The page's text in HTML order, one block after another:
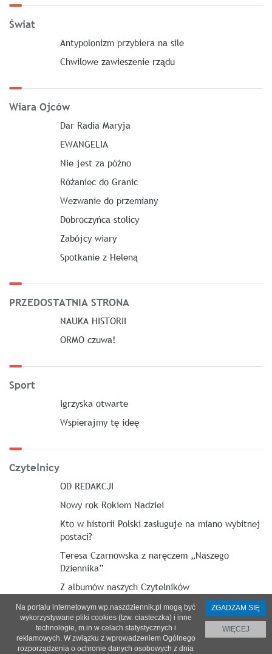
Świat
Antypolonizm przybiera na sile
Chwilowe zawieszenie rządu
Wiara Ojców
Dar Radia Maryja
EWANGELIA
Nie jest za późno
Różaniec do Granic
Wezwanie do przemiany
Dobroczyńca stolicy
Zabójcy wiary
Spotkanie z Heleną
PRZEDOSTATNIA STRONA
NAUKA HISTORII
ORMO czuwa!
Sport
Igrzyska otwarte
Wspierajmy tę ideę
Czytelnicy
OD REDAKCJI
Nowy rok Rokiem Nadziei
Kto w historii Polski zasługuje na miano wybitnej
postaci?
Teresa Czarnowska z naręczem „Naszego
Dziennika”
Z albumów naszych Czytelników
O nas| Reklama|Prenumerata|
Na portalu internetowym wp.naszdziennik.pl mogą być
wykorzystywane pliki cookies (tzw. ciasteczka) i inne
technologie, m.in w celach statystycznych i
reklamowych. W związku z wprowadzeniem Ogólnego
rozporządzenia o ochronie danych osobowych z dnia
ZGADZAM SIĘ
WIĘCEJ